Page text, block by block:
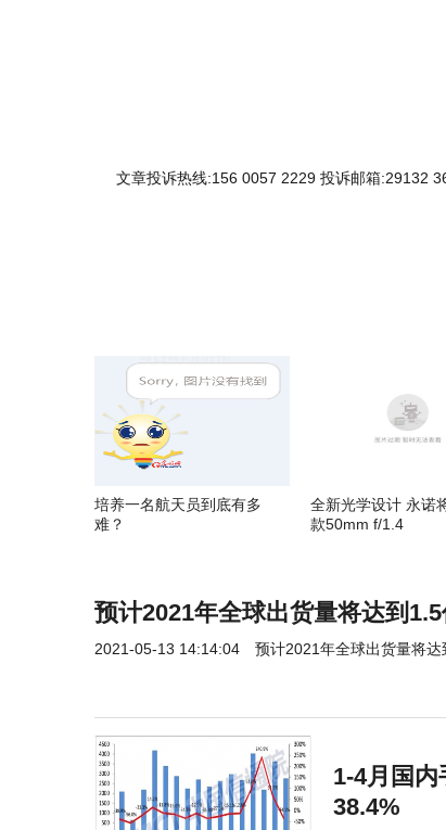
文章投诉热线:156 0057 2229 投诉邮箱:29132
培养一名航天员到底有多
难？
全新光学设计 永诺
款50mm f/1.4
预计2021年全球出货量将达到
2021-05-13 14:14:04 预计2021年全球出货量将
1-4月国
38.4%